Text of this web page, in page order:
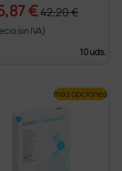
€42,20 €
sin IVA)
10 uds.
más opciones